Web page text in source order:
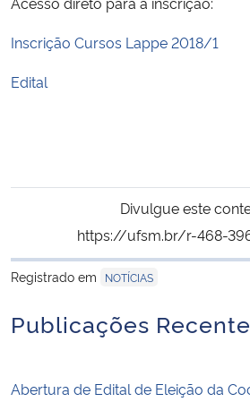
Inscrição Cursos Lappe 2018/1
Edital
Divulgue este
https://ufsm.br/r-468-
Registrado em
NOTÍCIAS
Publicações
Abertura de Edital de Eleição da